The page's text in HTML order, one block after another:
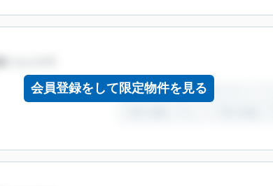
会員登録をして限定物件を見る